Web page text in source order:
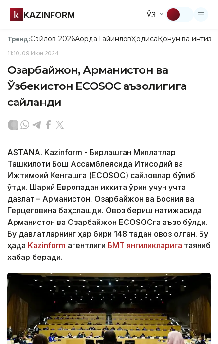
KAZINFORM ЎЗ
Тренд:Сайлов-2026АқордаТайинловҲодисаҚонун ва
11:10, 09 Июн 2024
Озарбайжон, Арманистон ва
Ўзбекистон ECOSOC аъзолигига
сайланди
ASTANA. Kazinform - Бирлашган Миллатлар
Ташкилоти Бош Ассамблеясида Иқтисодий ва
Ижтимоий Кенгашга (ECOSOC) сайловлар бўлиб
ўтди. Шарқий Европадан иккита ўрин учун учта
давлат – Арманистон, Озарбайжон ва Босния ва
Герцеговина баҳслашди. Овоз бериш натижасида
Арманистон ва Озарбайжон ECOSOCга аъзо бўлди.
Бу давлатларнинг ҳар бири 148 тадан овоз олган. Бу
ҳақда Kazinform агентлиги БМТ янгиликларига таяниб
хабар беради.